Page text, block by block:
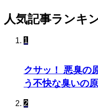
人気記事ランキ
1
クサッ！ 悪臭の
う不快な臭いの
2